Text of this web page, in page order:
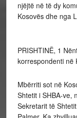
njëjtë në të dy
Kosovës dhe nga
PRISHTINË, 1
korrespondenti në
Mbërriti sot në
Shtetit i SHBA-ve,
Sekretarit të